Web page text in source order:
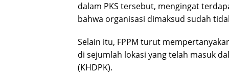
dalam PKS tersebut, mengingat
bahwa organisasi dimaksud sudah
Selain itu, FPPM turut
di sejumlah lokasi yang telah masuk
(KHDPK).